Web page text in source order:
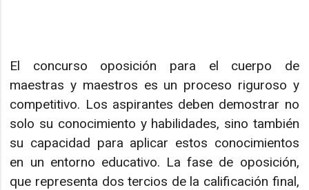
El concurso oposición para el cuerpo de
maestras y maestros es un proceso riguroso y
competitivo. Los aspirantes deben demostrar no
solo su conocimiento y habilidades, sino también
su capacidad para aplicar estos conocimientos
en un entorno educativo. La fase de oposición,
que representa dos tercios de la calificación final,